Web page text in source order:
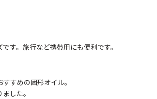
す。旅行など携帯用にも便利です。
すめの固形オイル。
した。